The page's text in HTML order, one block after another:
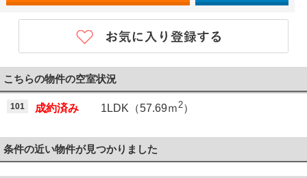
こちらの物件の空室状況
101 成約済み 1LDK（57.69ｍ2）
条件の近い物件が見つかりました